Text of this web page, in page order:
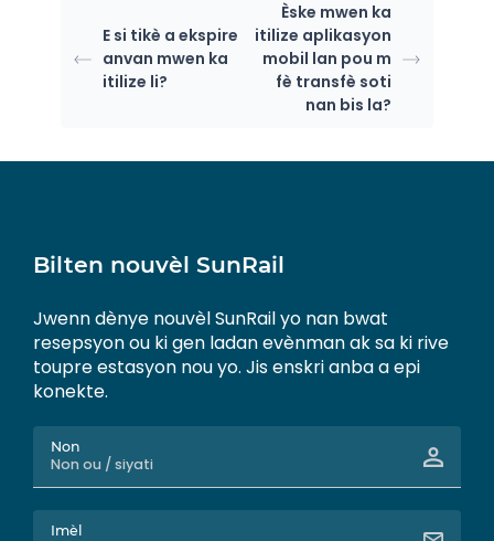
E si tikè a ekspire
anvan mwen ka
itilize li?
Èske mwen ka
itilize aplikasyon
mobil lan pou m
fè transfè soti
nan bis la?
Bilten nouvèl SunRail
Jwenn dènye nouvèl SunRail yo nan bwat
resepsyon ou ki gen ladan evènman ak sa ki rive
toupre estasyon nou yo. Jis enskri anba a epi
konekte.
Non
Imèl